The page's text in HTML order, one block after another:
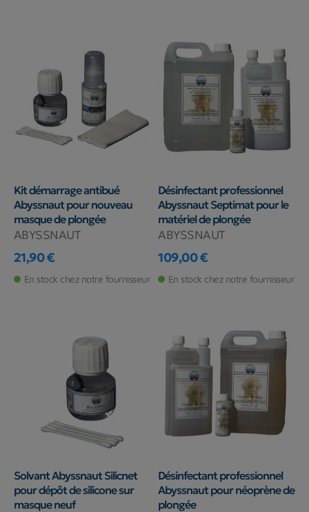
Kit démarrage antibué
Abyssnaut pour nouveau
masque de plongée
ABYSSNAUT
Prix
21,90 €
En stock chez notre fournisseur
Désinfectant professionnel
Abyssnaut Septimat pour le
matériel de plongée
ABYSSNAUT
Prix
109,00 €
En stock chez notre fournisseur
Solvant Abyssnaut Silicnet
pour dépôt de silicone sur
masque neuf
Désinfectant professionnel
Abyssnaut pour néoprène de
plongée